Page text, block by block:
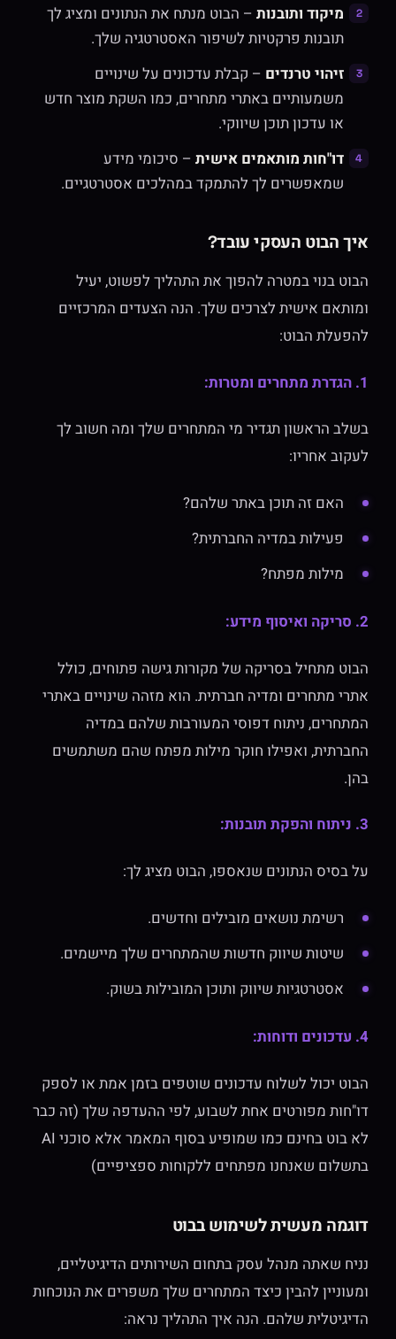
מיקוד ותובנות– הבוט מנתח את הנתונים ומציג לך
תובנות פרקטיות לשיפור האסטרטגיה שלך.
זיהוי טרנדים– קבלת עדכונים על שינויים
משמעותיים באתרי מתחרים, כמו השקת מוצר חדש
או עדכון תוכן שיווקי.
דו"חות מותאמים אישית– סיכומי מידע
שמאפשרים לך להתמקד במהלכים אסטרטגיים.
איך הבוט העסקי עובד?
הבוט בנוי במטרה להפוך את התהליך לפשוט, יעיל
ומותאם אישית לצרכים שלך. הנה הצעדים המרכזיים
להפעלת הבוט:
1. הגדרת מתחרים ומטרות:
בשלב הראשון תגדיר מי המתחרים שלך ומה חשוב לך
לעקוב אחריו:
האם זה תוכן באתר שלהם?
פעילות במדיה החברתית?
מילות מפתח?
2. סריקה ואיסוף מידע:
הבוט מתחיל בסריקה של מקורות גישה פתוחים, כולל
אתרי מתחרים ומדיה חברתית. הוא מזהה שינויים באתרי
המתחרים, ניתוח דפוסי המעורבות שלהם במדיה
החברתית, ואפילו חוקר מילות מפתח שהם משתמשים
בהן.
3. ניתוח והפקת תובנות:
על בסיס הנתונים שנאספו, הבוט מציג לך:
רשימת נושאים מובילים וחדשים.
שיטות שיווק חדשות שהמתחרים שלך מיישמים.
אסטרטגיות שיווק ותוכן המובילות בשוק.
4. עדכונים ודוחות:
הבוט יכול לשלוח עדכונים שוטפים בזמן אמת או לספק
דו"חות מפורטים אחת לשבוע, לפי ההעדפה שלך (זה כבר
לא בוט בחינם כמו שמופיע בסוף המאמר אלא סוכני AI
בתשלום שאנחנו מפתחים ללקוחות ספציפיים)
דוגמה מעשית לשימוש בבוט
נניח שאתה מנהל עסק בתחום השירותים הדיגיטליים,
ומעוניין להבין כיצד המתחרים שלך משפרים את הנוכחות
הדיגיטלית שלהם. הנה איך התהליך נראה: